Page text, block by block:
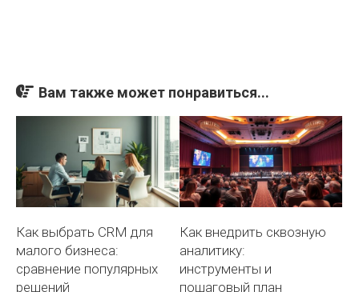
Вам также может понравиться...
Как выбрать CRM для
малого бизнеса:
сравнение популярных
решений
Как внедрить сквозную
аналитику:
инструменты и
пошаговый план